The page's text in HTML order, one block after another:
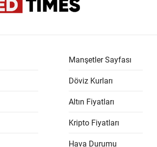
Manşetler Sayfası
Döviz Kurları
Altın Fiyatları
Kripto Fiyatları
Hava Durumu